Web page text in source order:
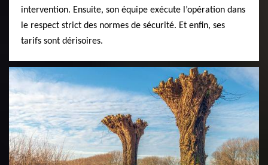
intervention. Ensuite, son équipe exécute l’opération dans
le respect strict des normes de sécurité. Et enfin, ses
tarifs sont dérisoires.